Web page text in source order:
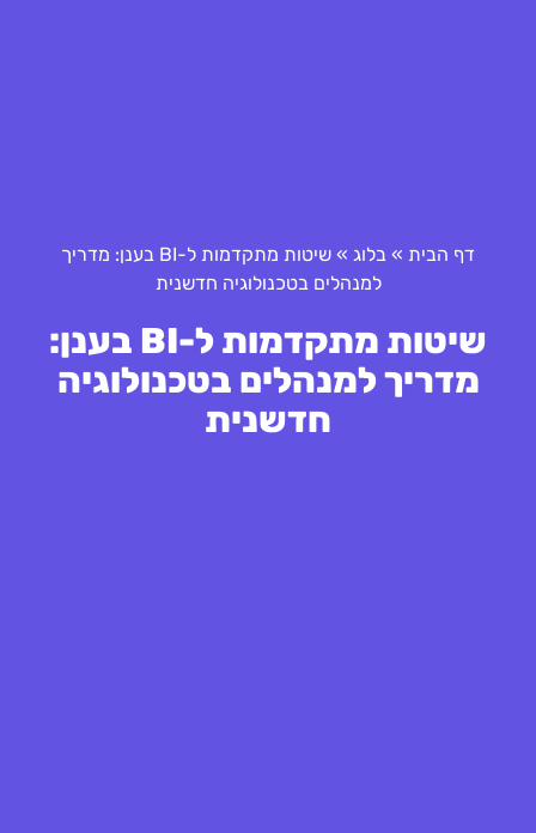
דף הבית » בלוג »
שיטות מתקדמות ל-BI בענן: מדריך
למנהלים בטכנולוגיה חדשנית
שיטות מתקדמות ל-BI בענן:
מדריך למנהלים בטכנולוגיה
חדשנית